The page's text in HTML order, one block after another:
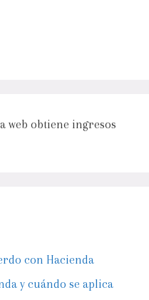
web obtiene ingresos
con Hacienda
y cuándo se aplica